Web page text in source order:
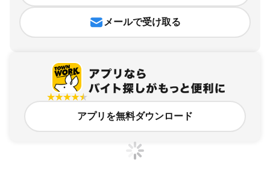
メールで受け取る
アプリを無料ダウンロード